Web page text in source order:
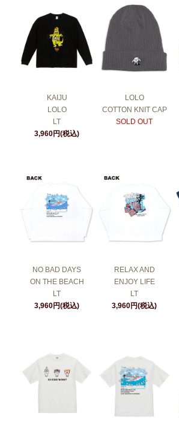
KAIJU
LOLO
LT
3,960円(税込)
LOLO
COTTON KNIT CAP
SOLD OUT
NO BAD DAYS
ON THE BEACH
LT
3,960円(税込)
RELAX AND
ENJOY LIFE
LT
3,960円(税込)